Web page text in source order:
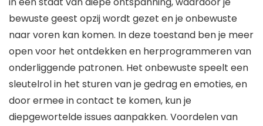
bewuste geest opzij wordt gezet en je onbewuste
naar voren kan komen. In deze toestand ben je meer
open voor het ontdekken en herprogrammeren van
onderliggende patronen. Het onbewuste speelt een
sleutelrol in het sturen van je gedrag en emoties, en
door ermee in contact te komen, kun je
diepgewortelde issues aanpakken. Voordelen van